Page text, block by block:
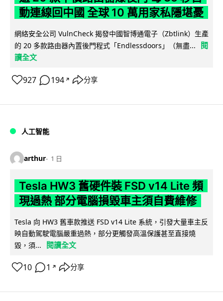
動連線回中國 全球 10 萬用家私隱堪憂
網絡安全公司 VulnCheck 揭發中國智博通電子（Zbtlink）生產
的 20 多款路由器內置後門程式「Endlessdoors」（無盡...
閱
讀全文
927 194 ↗ 分享
人工智能
arthur 1 日
Tesla HW3 舊硬件裝 FSD v14 Lite 頻
現過熱 部分電腦損毀車主須自費維修
Tesla 向 HW3 舊車款推送 FSD v14 Lite 系統，引發大量車主反
映自動駕駛電腦嚴重過熱，部分更觸發高溫保護甚至直接燒
毀，須...
閱讀全文
10 1 ↗ 分享